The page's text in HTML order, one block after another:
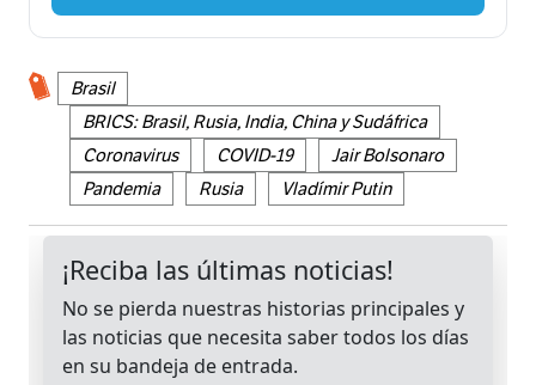
Brasil
BRICS: Brasil, Rusia, India, China y Sudáfrica
Coronavirus
COVID-19
Jair Bolsonaro
Pandemia
Rusia Vladímir Putin